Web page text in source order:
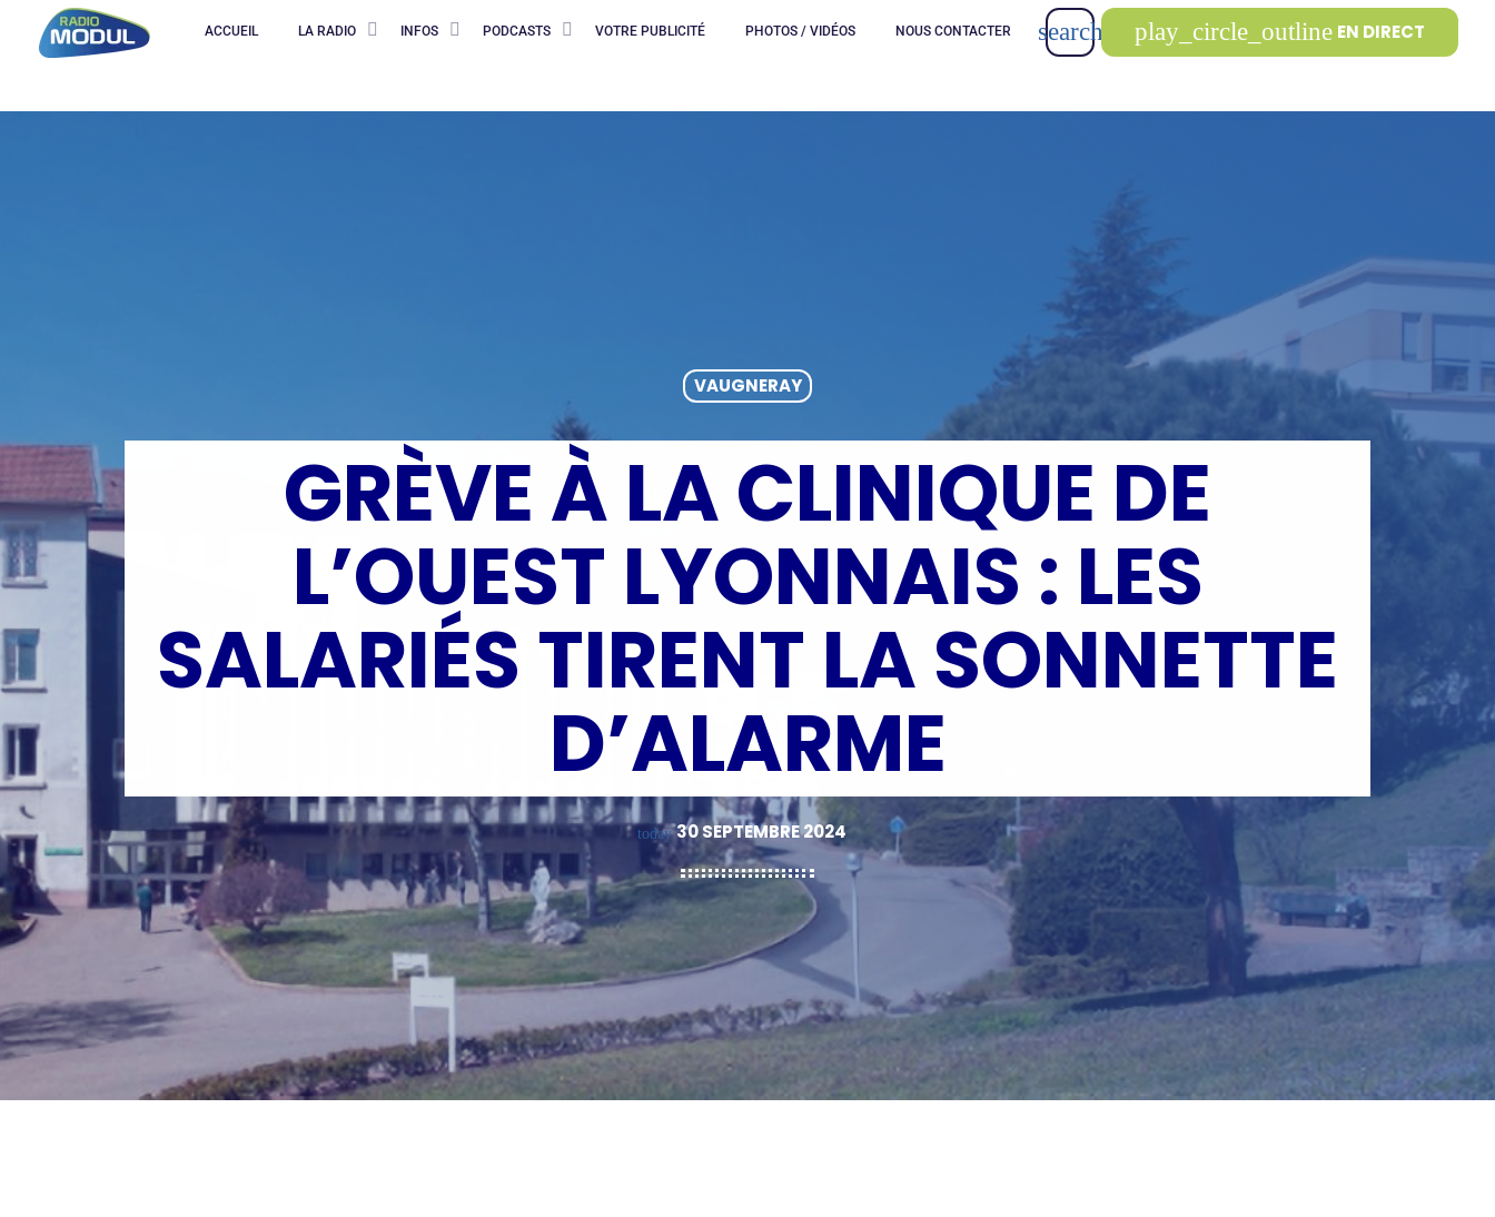
ACCUEIL LA RADIO INFOS PODCASTS VOTRE PUBLICITÉ PHOTOS / VIDÉOS NOUS CONTACTER search play_circle_outline EN DIRECT
VAUGNERAY
GRÈVE À LA CLINIQUE DE
L’OUEST LYONNAIS : LES
SALARIÉS TIRENT LA SONNETTE
D’ALARME
today 30 SEPTEMBRE 2024